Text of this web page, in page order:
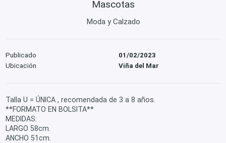
Mascotas
Moda y Calzado
Publicado
01/02/2023
Ubicación
Viña del Mar
Talla U = ÚNICA , recomendada de 3 a 8 años.
**FORMATO EN BOLSITA**
MEDIDAS:
LARGO 58cm.
ANCHO 51cm.